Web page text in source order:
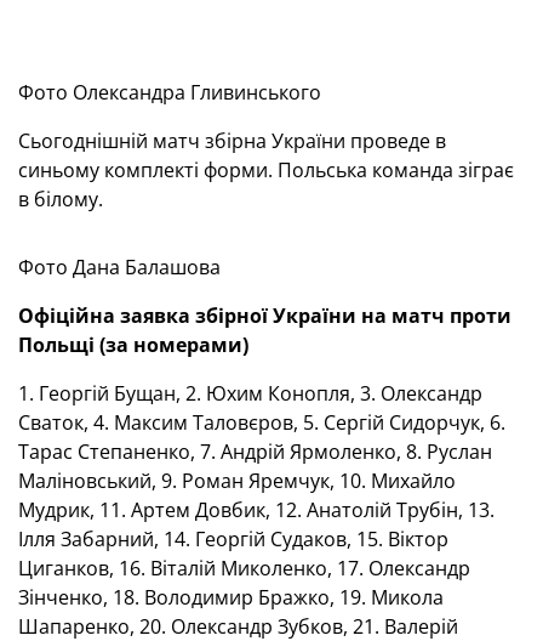
Фото Олександра Гливинського
Сьогоднішній матч збірна України проведе в
синьому комплекті форми. Польська команда зіграє
в білому.
Фото Дана Балашова
Офіційна заявка збірної України на матч проти
Польщі (за номерами)
1. Георгій Бущан, 2. Юхим Конопля, 3. Олександр
Сваток, 4. Максим Таловєров, 5. Сергій Сидорчук, 6.
Тарас Степаненко, 7. Андрій Ярмоленко, 8. Руслан
Маліновський, 9. Роман Яремчук, 10. Михайло
Мудрик, 11. Артем Довбик, 12. Анатолій Трубін, 13.
Ілля Забарний, 14. Георгій Судаков, 15. Віктор
Циганков, 16. Віталій Миколенко, 17. Олександр
Зінченко, 18. Володимир Бражко, 19. Микола
Шапаренко, 20. Олександр Зубков, 21. Валерій